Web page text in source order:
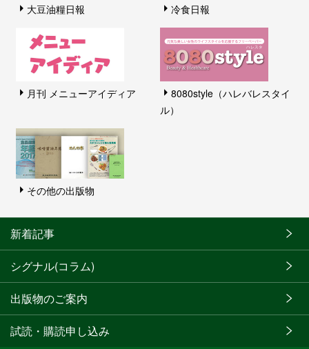
大豆油糧日報 冷食日報
月刊 メニューアイディア
8080style（ハレバレスタイ
ル）
その他の出版物
新着記事
シグナル(コラム)
出版物のご案内
試読・購読申し込み